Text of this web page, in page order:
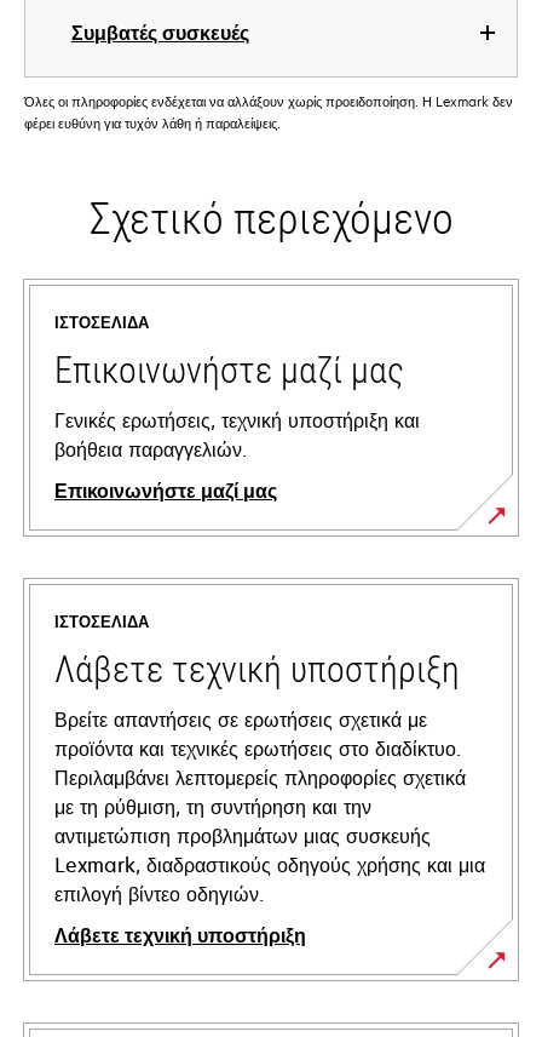
Συμβατές συσκευές
Όλες οι πληροφορίες ενδέχεται να αλλάξουν χωρίς προειδοποίηση. Η Lexmark δεν
φέρει ευθύνη για τυχόν λάθη ή παραλείψεις.
Σχετικό περιεχόμενο
ΙΣΤΟΣΕΛΊΔΑ
Επικοινωνήστε μαζί μας
Γενικές ερωτήσεις, τεχνική υποστήριξη και
βοήθεια παραγγελιών.
Επικοινωνήστε μαζί μας
ΙΣΤΟΣΕΛΊΔΑ
Λάβετε τεχνική υποστήριξη
Βρείτε απαντήσεις σε ερωτήσεις σχετικά με
προϊόντα και τεχνικές ερωτήσεις στο διαδίκτυο.
Περιλαμβάνει λεπτομερείς πληροφορίες σχετικά
με τη ρύθμιση, τη συντήρηση και την
αντιμετώπιση προβλημάτων μιας συσκευής
Lexmark, διαδραστικούς οδηγούς χρήσης και μια
επιλογή βίντεο οδηγιών.
Λάβετε τεχνική υποστήριξη
opens
in